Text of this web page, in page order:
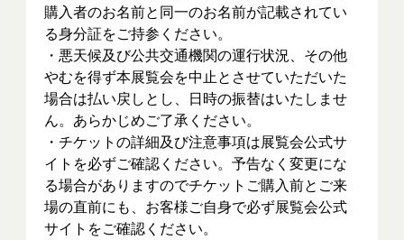
購入者のお名前と同一のお名前が記載されてい
る身分証をご持参ください。
・悪天候及び公共交通機関の運行状況、その他
やむを得ず本展覧会を中止とさせていただいた
場合は払い戻しとし、日時の振替はいたしませ
ん。あらかじめご了承ください。
・チケットの詳細及び注意事項は展覧会公式サ
イトを必ずご確認ください。予告なく変更にな
る場合がありますのでチケットご購入前とご来
場の直前にも、お客様ご自身で必ず展覧会公式
サイトをご確認ください。